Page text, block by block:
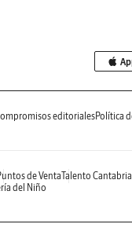
editorialesPolítica
de VentaTalento Cantabria
del Niño